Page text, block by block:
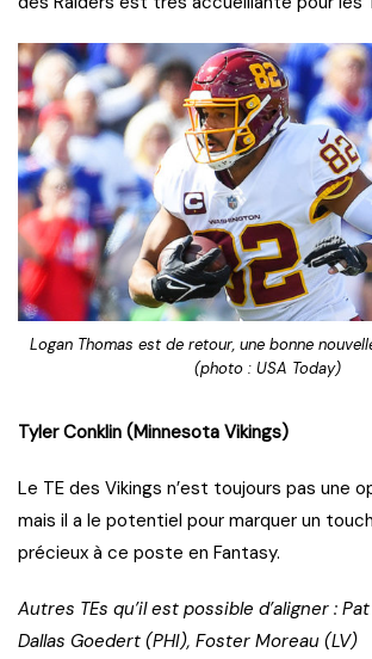
Logan Thomas est de retour, une bonne
(photo : USA Today)
Tyler Conklin (Minnesota Vikings)
Le TE des Vikings n’est toujours pas une
mais il a le potentiel pour marquer un
précieux à ce poste en Fantasy.
Autres TEs qu’il est possible d’aligner :
Dallas Goedert (PHI), Foster Moreau (LV)